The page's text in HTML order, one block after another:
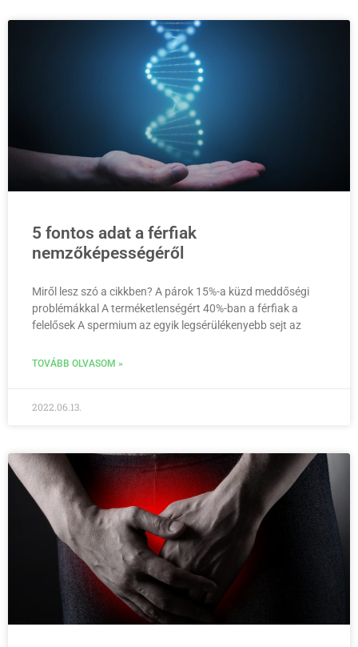
5 fontos adat a férfiak
nemzőképességéről
Miről lesz szó a cikkben? A párok 15%-a küzd meddőségi
problémákkal A terméketlenségért 40%-ban a férfiak a
felelősek A spermium az egyik legsérülékenyebb sejt az
TOVÁBB OLVASOM »
2022.06.13.